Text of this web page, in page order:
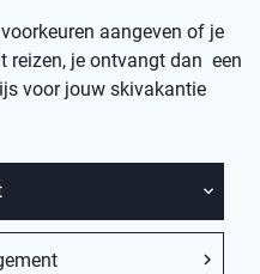
aangeven of je
reizen, je ontvangt dan een
voor jouw skivakantie